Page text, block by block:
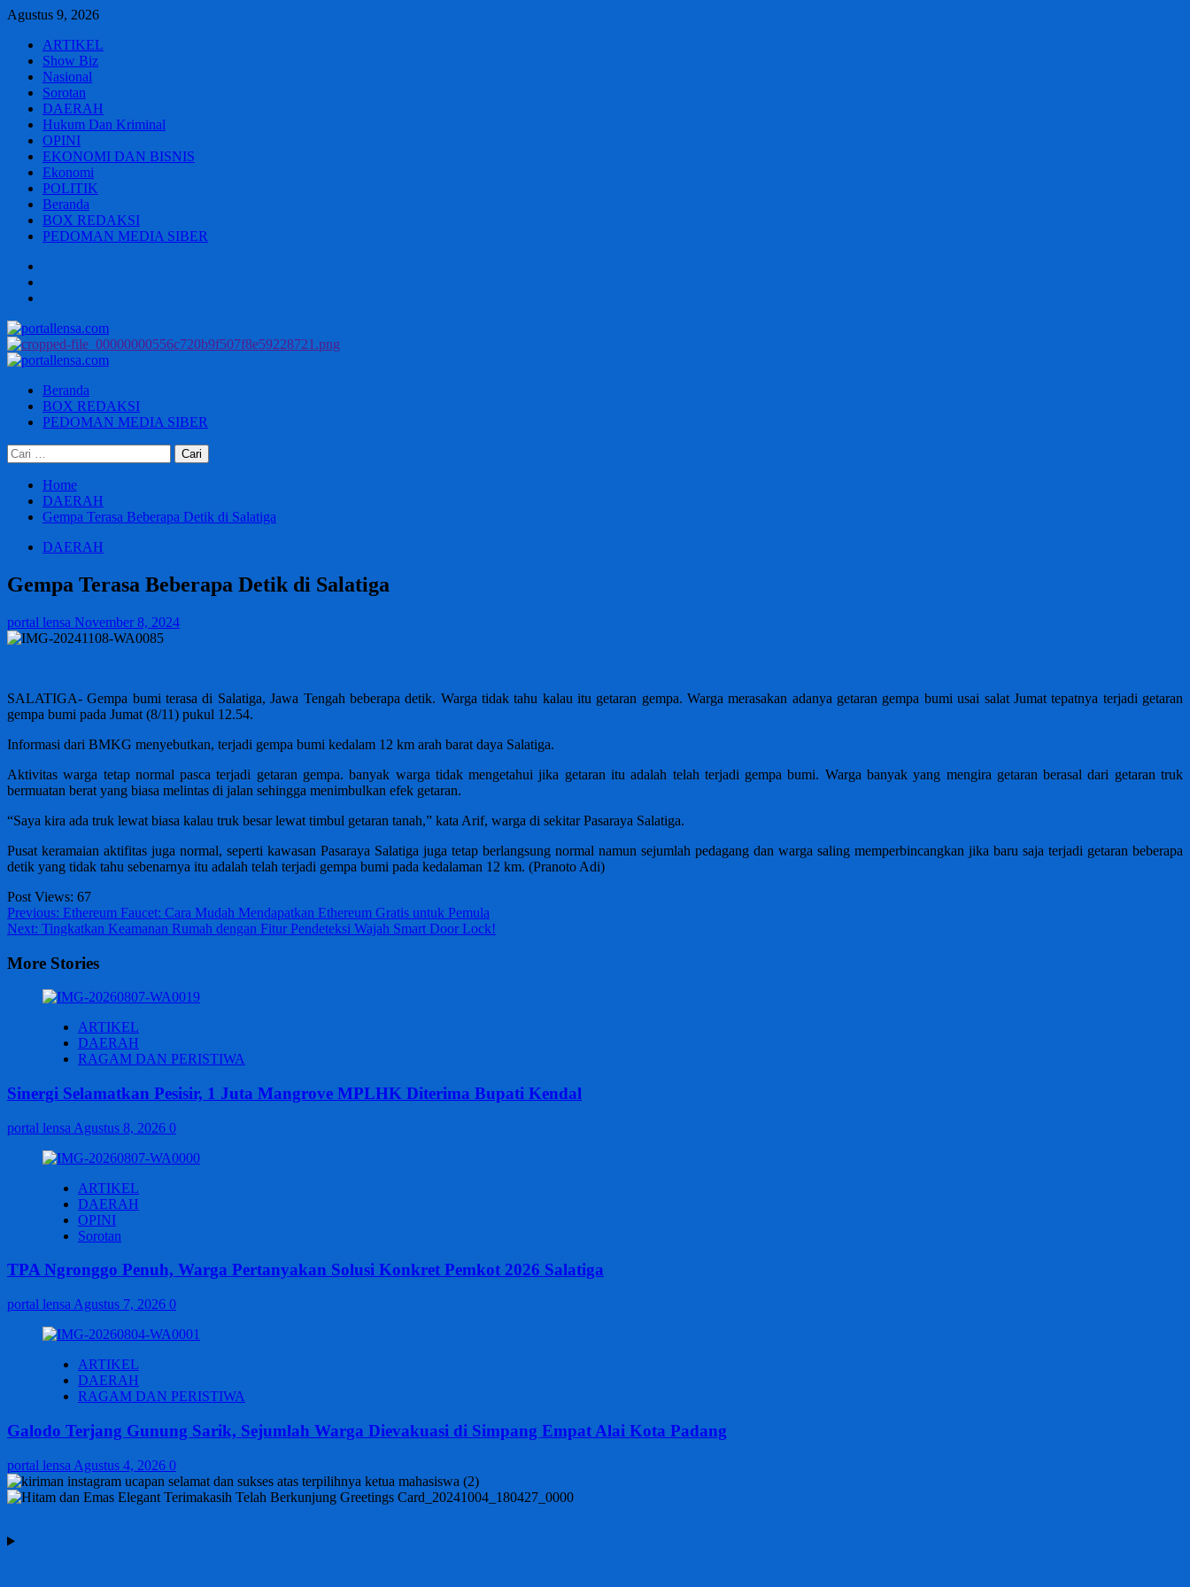
Skip
content
Agustus 9, 2026
ARTIKEL
Show Biz
Nasional
Sorotan
DAERAH
Hukum Dan Kriminal
OPINI
EKONOMI DAN BISNIS
Ekonomi
POLITIK
Beranda
BOX REDAKSI
PEDOMAN MEDIA SIBER
SIBER
Primary
Beranda
BOX REDAKSI
PEDOMAN MEDIA SIBER
Cari
untuk:
Home
DAERAH
Gempa Terasa Beberapa Detik di Salatiga
DAERAH
Gempa Terasa Beberapa Detik di Salatiga
portal lensa November 8, 2024
SALATIGA- Gempa bumi terasa di Salatiga, Jawa Tengah beberapa detik. Warga tidak tahu kalau itu getaran gempa. Warga merasakan adanya getaran gempa bumi usai salat Jumat tepatnya terjadi getaran
gempa bumi pada Jumat (8/11) pukul 12.54.
Informasi dari BMKG menyebutkan, terjadi gempa bumi kedalam 12 km arah barat daya Salatiga.
Aktivitas warga tetap normal pasca terjadi getaran gempa. banyak warga tidak mengetahui jika getaran itu adalah telah terjadi gempa bumi. Warga banyak yang mengira getaran berasal dari getaran truk
bermuatan berat yang biasa melintas di jalan sehingga menimbulkan efek getaran.
“Saya kira ada truk lewat biasa kalau truk besar lewat timbul getaran tanah,” kata Arif, warga di sekitar Pasaraya Salatiga.
Pusat keramaian aktifitas juga normal, seperti kawasan Pasaraya Salatiga juga tetap berlangsung normal namun sejumlah pedagang dan warga saling memperbincangkan jika baru saja terjadi getaran beberapa
detik yang tidak tahu sebenarnya itu adalah telah terjadi gempa bumi pada kedalaman 12 km. (Pranoto Adi)
Post Views: 67
Post
navigation
Previous: Ethereum Faucet: Cara Mudah Mendapatkan Ethereum Gratis untuk Pemula
Next: Tingkatkan Keamanan Rumah dengan Fitur Pendeteksi Wajah Smart Door Lock!
More Stories
ARTIKEL
DAERAH
RAGAM DAN PERISTIWA
Sinergi Selamatkan Pesisir, 1 Juta Mangrove MPLHK Diterima Bupati Kendal
portal lensa Agustus 8, 2026 0
ARTIKEL
DAERAH
OPINI
Sorotan
TPA Ngronggo Penuh, Warga Pertanyakan Solusi Konkret Pemkot 2026 Salatiga
portal lensa Agustus 7, 2026 0
ARTIKEL
DAERAH
RAGAM DAN PERISTIWA
Galodo Terjang Gunung Sarik, Sejumlah Warga Dievakuasi di Simpang Empat Alai Kota Padang
portal lensa Agustus 4, 2026 0